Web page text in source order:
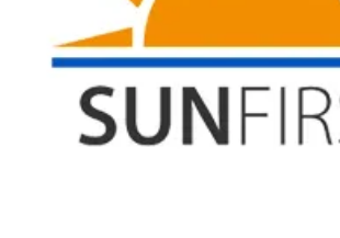
銀行ごとの住み替えローン比較
住宅ローンの買い替え時に気をつけ
不動産買い替え時の住宅ローン
返済負担率を意識した買い替え